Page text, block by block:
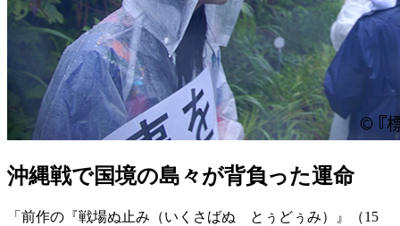
沖縄戦で国境の島々が背負った運命
「前作の『戦場ぬ止み（いくさばぬ とぅどぅみ）』（15